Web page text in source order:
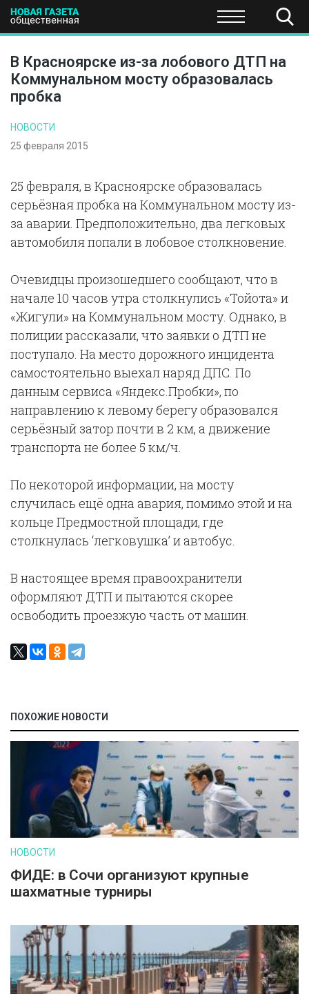
ПОЛИТИКА ЭКОНОМИКА НАУКА И
В Красноярске из-за лобового ДТП на
Коммунальном мосту образовалась
пробка
НОВОСТИ
25 февраля 2015
25 февраля, в Красноярске образовалась
серьёзная пробка на Коммунальном мосту из-
за аварии. Предположительно, два легковых
автомобиля попали в лобовое столкновение.
Очевидцы произошедшего сообщают, что в
начале 10 часов утра столкнулись «Тойота» и
«Жигули» на Коммунальном мосту. Однако, в
полиции рассказали, что заявки о ДТП не
поступало. На место дорожного инцидента
самостоятельно выехал наряд ДПС. По
данным сервиса «Яндекс.Пробки», по
направлению к левому берегу образовался
серьёзный затор почти в 2 км, а движение
транспорта не более 5 км/ч.
По некоторой информации, на мосту
случилась ещё одна авария, помимо этой и на
кольце Предмостной площади, где
столкнулась ‘легковушка’ и автобус.
В настоящее время правоохранители
оформляют ДТП и пытаются скорее
освободить проезжую часть от машин.
ПОХОЖИЕ НОВОСТИ
НОВОСТИ
ФИДЕ: в Сочи организуют крупные
шахматные турниры